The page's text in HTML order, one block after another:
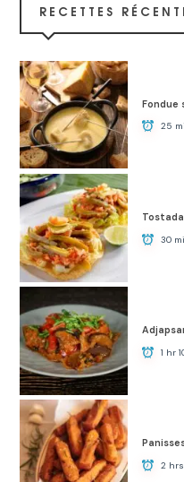
RECETTES
25
30
1 hr
2